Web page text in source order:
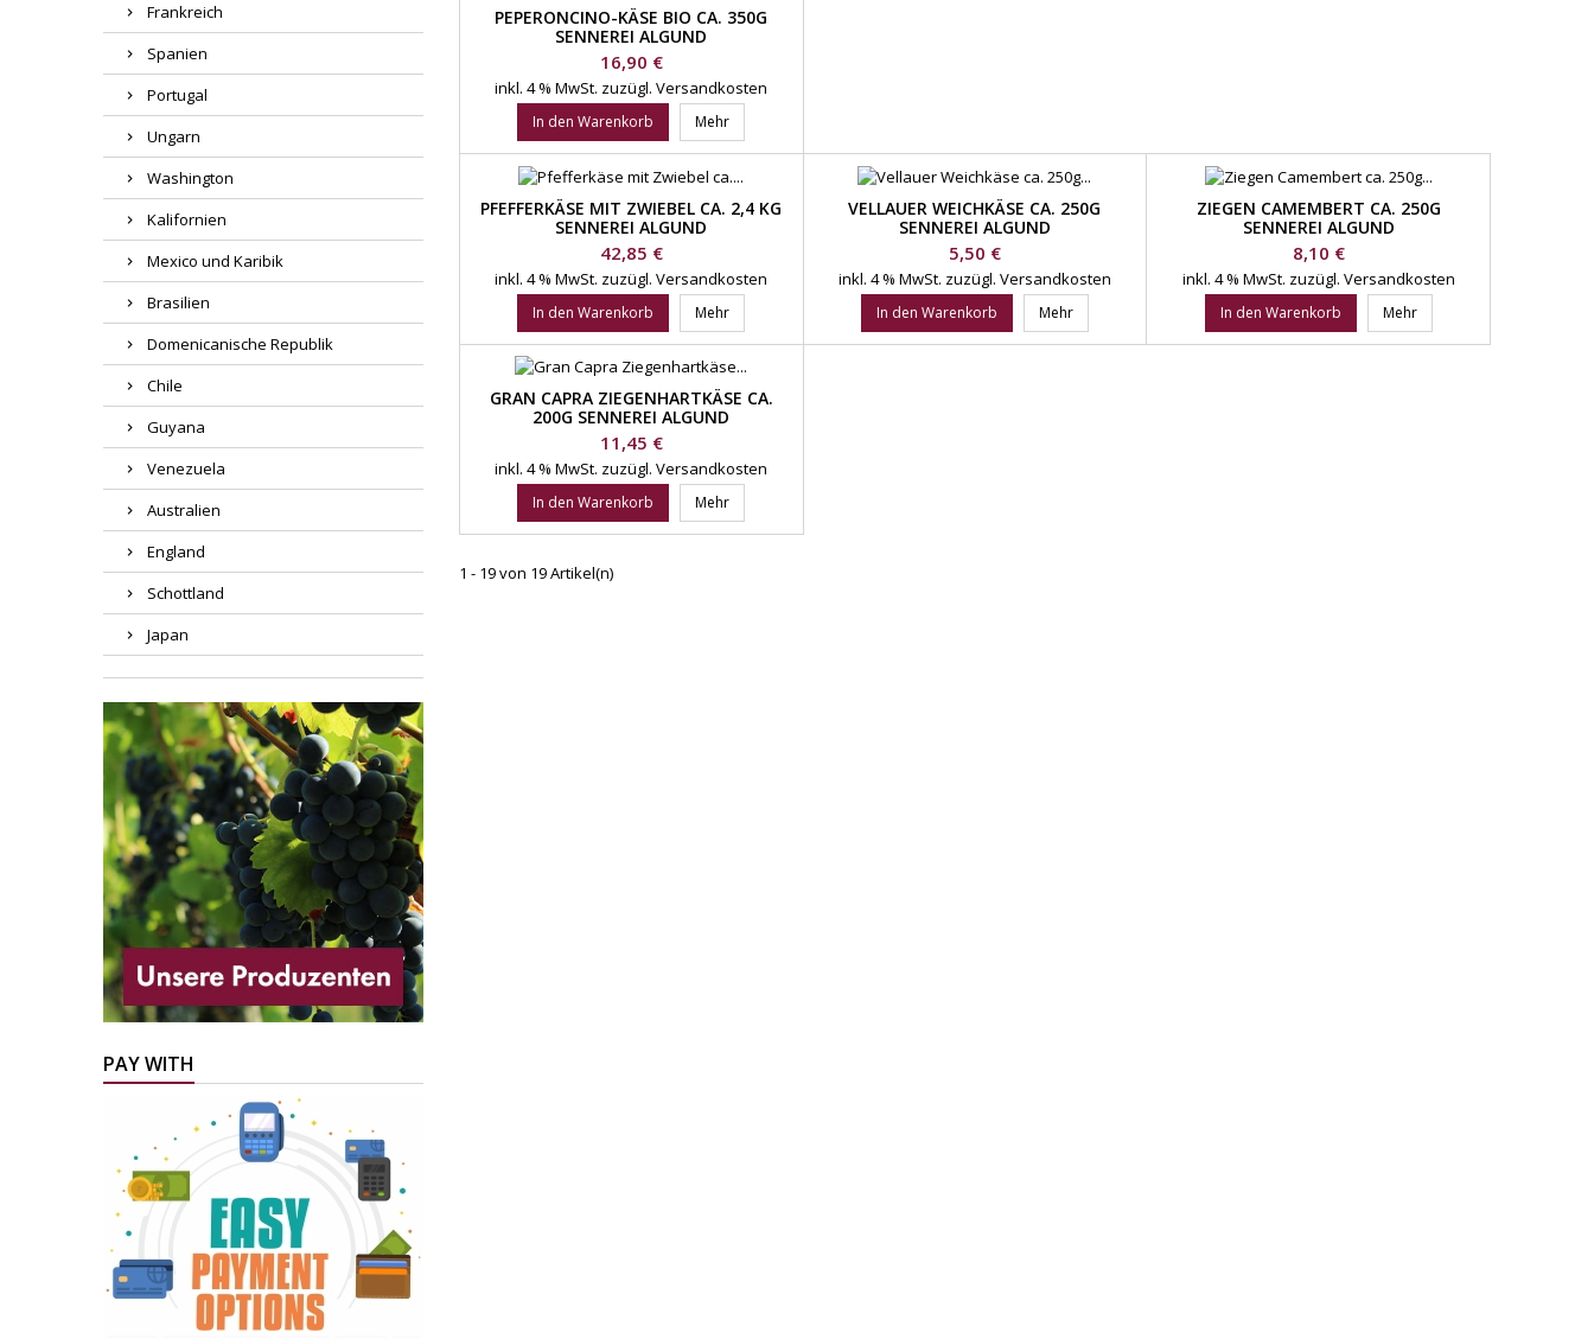
Frankreich
Spanien
Portugal
Ungarn
Washington
Kalifornien
Mexico und Karibik
Brasilien
Domenicanische Republik
Chile
Guyana
Venezuela
Australien
England
Schottland
Japan
PAY WITH
PEPERONCINO-KÄSE BIO CA. 350G
SENNEREI ALGUND
Preis
16,90 €
inkl. 4 % MwSt. zuzügl. Versandkosten
In den Warenkorb Mehr
PFEFFERKÄSE MIT ZWIEBEL CA. 2,4 KG
SENNEREI ALGUND
Preis
42,85 €
inkl. 4 % MwSt. zuzügl. Versandkosten
In den Warenkorb Mehr
VELLAUER WEICHKÄSE CA. 250G
SENNEREI ALGUND
Preis
5,50 €
inkl. 4 % MwSt. zuzügl. Versandkosten
In den Warenkorb Mehr
ZIEGEN CAMEMBERT CA. 250G
SENNEREI ALGUND
Preis
8,10 €
inkl. 4 % MwSt. zuzügl. Versandkosten
In den Warenkorb Mehr
GRAN CAPRA ZIEGENHARTKÄSE CA.
200G SENNEREI ALGUND
Preis
11,45 €
inkl. 4 % MwSt. zuzügl. Versandkosten
In den Warenkorb Mehr
1 - 19 von 19 Artikel(n)